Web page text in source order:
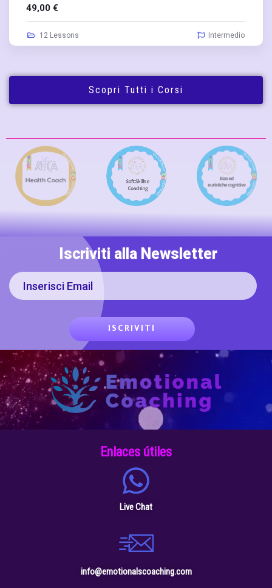
49,00
12 Lessons Intermedio
Scopri Tutti i Corsi
Iscriviti alla Newsletter
Enlaces útiles
Live Chat
info@emotionalscoaching.com